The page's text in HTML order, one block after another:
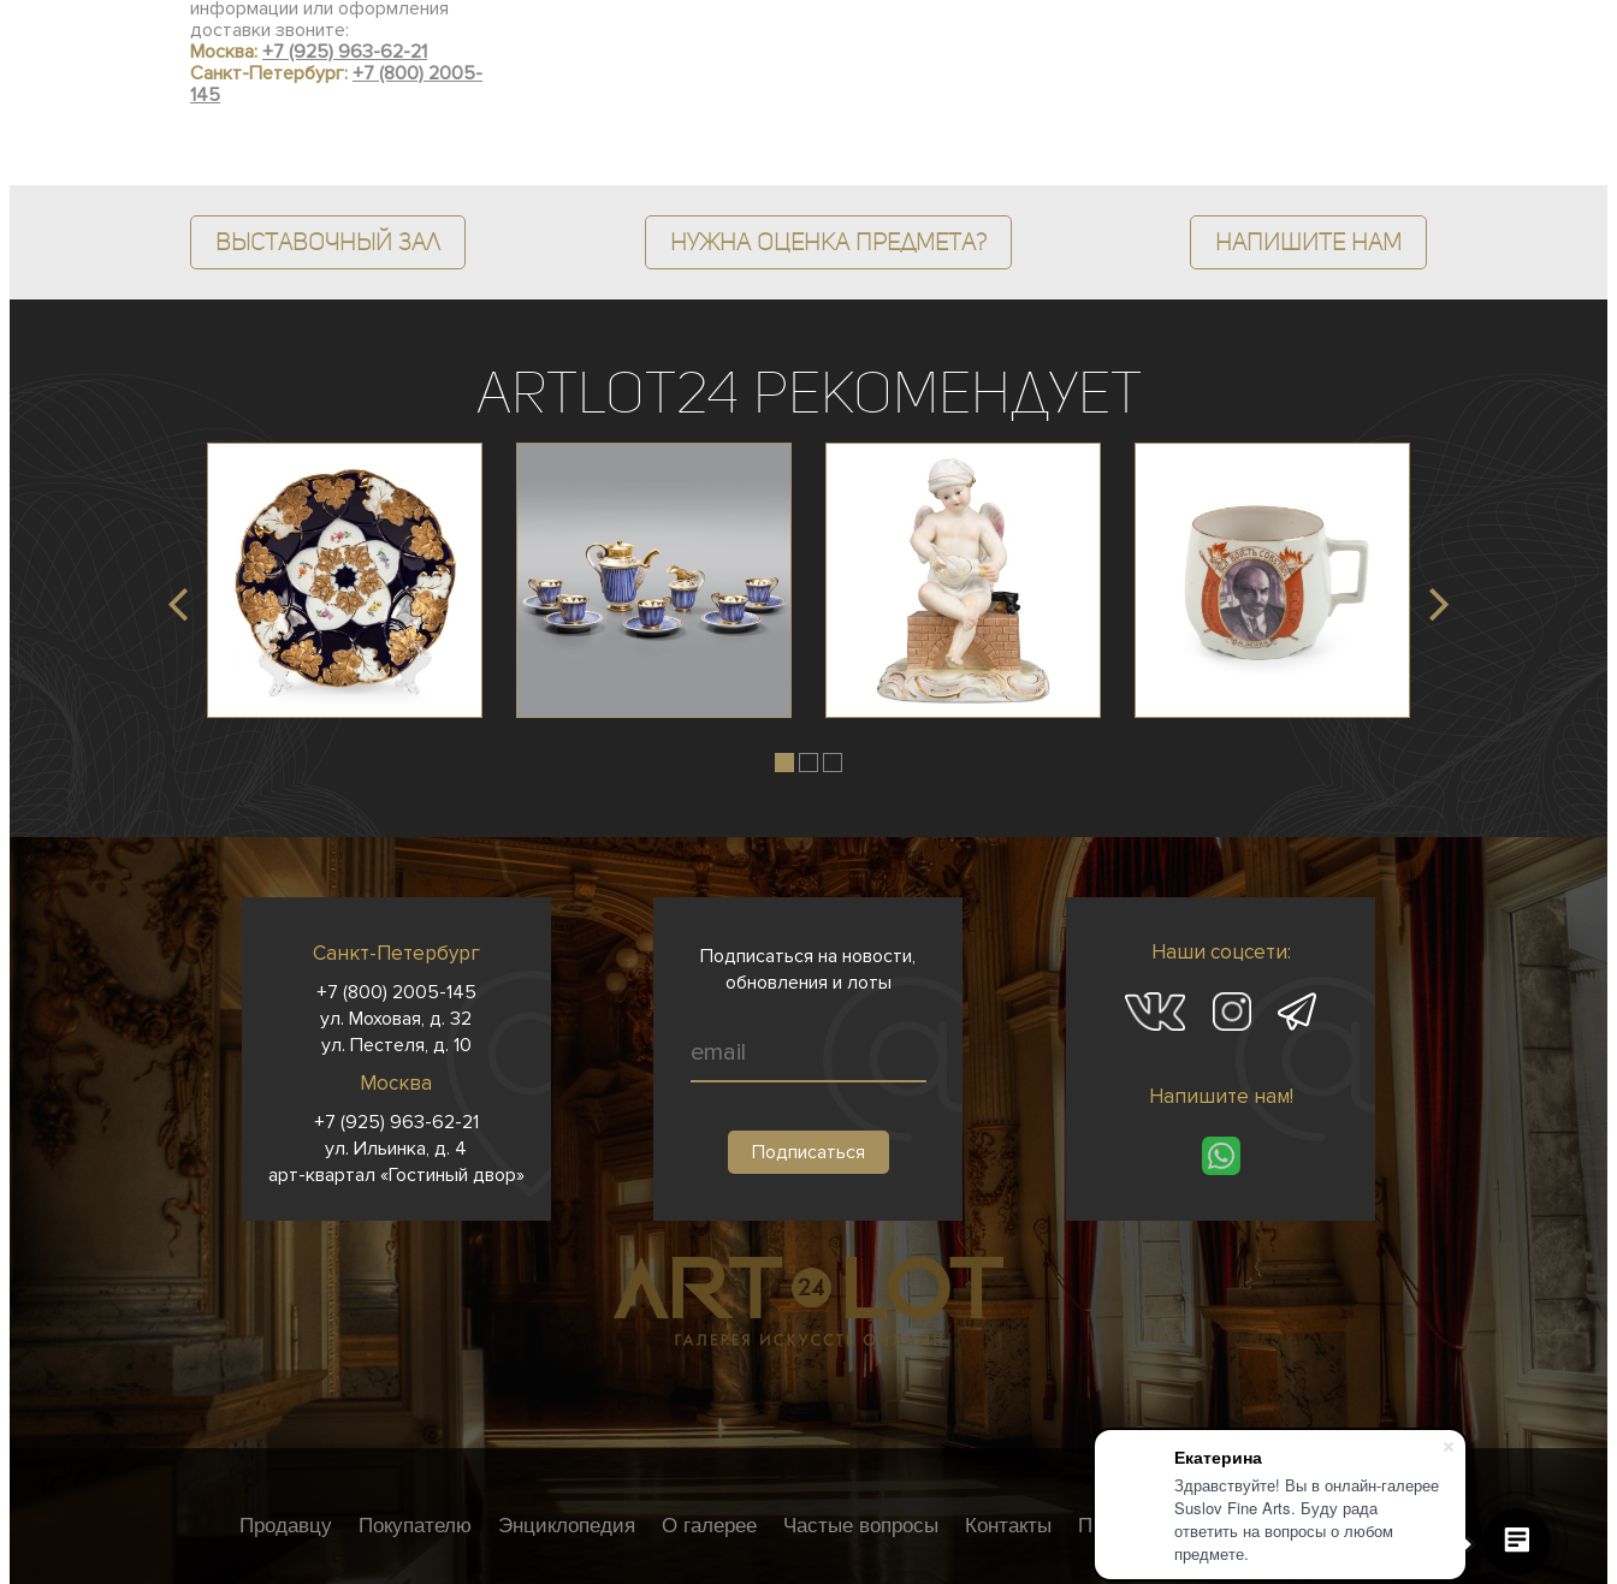
Екатерина
Здравствуйте! Вы в онлайн-галерее
Suslov Fine Arts. Буду рада
ответить на вопросы о любом
предмете.
информации или оформления
доставки звоните:
Москва: +7 (925) 963-62-21
Санкт-Петербург: +7 (800) 2005-
145
Выставочный зал Нужна оценка предмета? Напишите нам
ArtLot24 рекомендует
Санкт-Петербург
+7 (800) 2005-145
ул. Моховая, д. 32
ул. Пестеля, д. 10
Москва
+7 (925) 963-62-21
ул. Ильинка, д. 4
арт-квартал «Гостиный двор»
Подписаться на новости,
обновления и лоты
Наши соцсети:
Напишите нам!
Продавцу Покупателю Энциклопедия О галерее Частые вопросы Контакты Политика конфиденциальности